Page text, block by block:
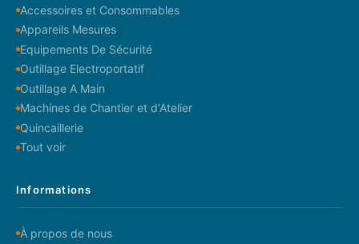
Accessoires et Consommables
Appareils Mesures
Equipements De Sécurité
Outillage Electroportatif
Outillage A Main
Machines de Chantier et d'Atelier
Quincaillerie
Tout voir
Informations
À propos de nous